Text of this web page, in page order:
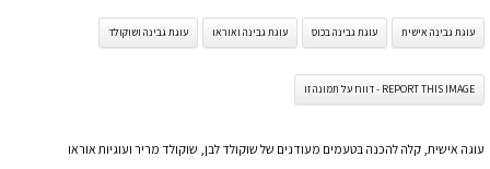
עוגת גבינה אישית עוגת גבינה בכוס עוגת גבינה ואוראו עוגת גבינה ושוקולד
REPORT THIS IMAGE - דווח על תמונה זו
עוגה אישית, קלה להכנה בטעמים מעודנים של שוקולד לבן, שוקולד מריר ועוגיות אוראו